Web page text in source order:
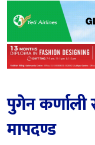
पुगेन कर्णाली
मापदण्ड